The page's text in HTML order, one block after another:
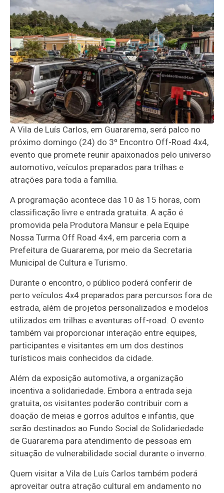
A Vila de Luís Carlos, em Guararema, será palco no
próximo domingo (24) do 3º Encontro Off-Road 4x4,
evento que promete reunir apaixonados pelo universo
automotivo, veículos preparados para trilhas e
atrações para toda a família.
A programação acontece das 10 às 15 horas, com
classificação livre e entrada gratuita. A ação é
promovida pela Produtora Mansur e pela Equipe
Nossa Turma Off Road 4x4, em parceria com a
Prefeitura de Guararema, por meio da Secretaria
Municipal de Cultura e Turismo.
Durante o encontro, o público poderá conferir de
perto veículos 4x4 preparados para percursos fora de
estrada, além de projetos personalizados e modelos
utilizados em trilhas e aventuras off-road. O evento
também vai proporcionar interação entre equipes,
participantes e visitantes em um dos destinos
turísticos mais conhecidos da cidade.
Além da exposição automotiva, a organização
incentiva a solidariedade. Embora a entrada seja
gratuita, os visitantes poderão contribuir com a
doação de meias e gorros adultos e infantis, que
serão destinados ao Fundo Social de Solidariedade
de Guararema para atendimento de pessoas em
situação de vulnerabilidade social durante o inverno.
Quem visitar a Vila de Luís Carlos também poderá
aproveitar outra atração cultural em andamento no